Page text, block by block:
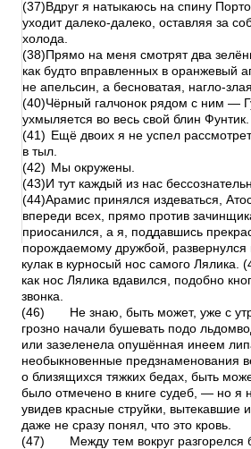
(37)Вдруг я натыкаюсь на спину
уходит далеко-далеко, оставляя за
холода.
(38)Прямо на меня смотрят два
как будто вправленных в оранжевый
не апельсин, а бесноватая, нагло-
(40)Чёрный галчонок рядом с ним —
ухмыляется во весь свой блин Фунтик.
(41) Ещё двоих я не успел
в тыл.
(42) Мы окружены.
(43)И тут каждый из нас
(44)Арамис принялся издеваться,
впереди всех, прямо против
приосанился, а я, поддавшись
порождаемому дружбой, развернулся
кулак в курносый нос самого Лялика.
как нос Лялика вдавился, подобно
звонка.
(46)
Не знаю, быть может, уже с
грозно начали бушевать подо
или зазеленела опушённая инеем
необыкновенные предзнаменования
о близящихся тяжких бедах, быть
было отмечено в книге судеб, — но я
увидев красные струйки, вытекавшие
даже не сразу понял, что это кровь.
(47)
Между тем вокруг разгорелся